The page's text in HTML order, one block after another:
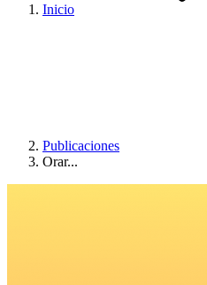
Inicio
Publicaciones
Orar...